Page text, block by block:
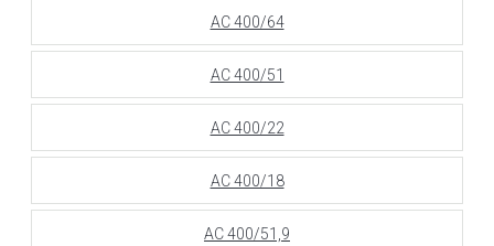
АС 400/64
АС 400/51
АС 400/22
АС 400/18
АС 400/51,9